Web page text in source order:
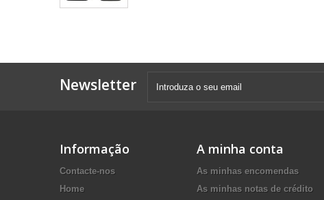
Newsletter
Informação
Contacte-nos
Home
A minha conta
As minhas encomendas
As minhas notas de crédito